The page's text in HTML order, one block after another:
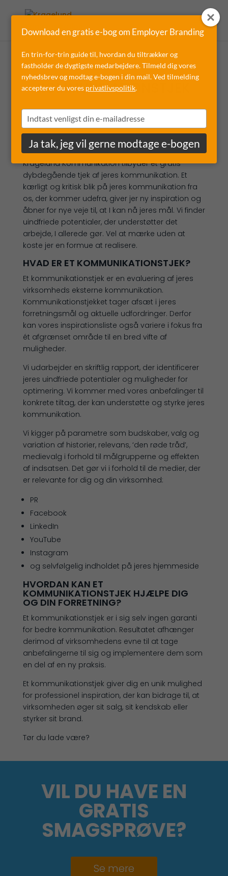
KOMMUNIKATIONSTJEK
Kragelund Kommunikation tilbyder et gratis
dybdegående tjek af jeres kommunikation. Et
kærligt og kritisk blik på jeres kommunikation fra
os, der kommer udefra, giver jer ny inspiration og
åbner for nye veje til, at I kan nå jeres mål. Vi finder
uindfriede potentialer, der understøtter det
arbejde, I allerede gør. Vel at mærke uden at
koste jer en formue at realisere.
HVAD ER ET KOMMUNIKATIONSTJEK?
Et kommunikationstjek er en evaluering af jeres
virksomheds eksterne kommunikation.
Kommunikationstjekket tager afsæt i jeres
forretningsmål og aktuelle udfordringer. Derfor
kan vores inspirationsliste også variere i fokus fra
ét afgrænset område til en bred vifte af
muligheder.
Vi udarbejder en skriftlig rapport, der identificerer
jeres uindfriede potentialer og muligheder for
optimering. Vi kommer med vores anbefalinger til
konkrete tiltag, der kan understøtte og styrke jeres
kommunikation.
Vi kigger på parametre som budskaber, valg og
variation af historier, relevans, ‘den røde tråd’,
medievalg i forhold til målgrupperne og effekten
af indsatsen. Det gør vi i forhold til de medier, der
er relevante for dig og din virksomhed:
PR
Facebook
LinkedIn
YouTube
Instagram
og selvfølgelig indholdet på jeres hjemmeside
HVORDAN KAN ET
KOMMUNIKATIONSTJEK HJÆLPE DIG
OG DIN FORRETNING?
Et kommunikationstjek er i sig selv ingen garanti
for bedre kommunikation. Resultatet afhænger
derimod af virksomhedens evne til at tage
anbefalingerne til sig og implementere dem som
en del af en ny praksis.
Et kommunikationstjek giver dig en unik mulighed
for professionel inspiration, der kan bidrage til, at
virksomheden øger sit salg, sit kendskab eller
styrker sit brand.
Tør du lade være?
VIL DU HAVE EN
GRATIS
SMAGSPRØVE?
Se mere
Download en gratis e-bog om Employer Branding
En trin-for-trin guide til, hvordan du tiltrækker og
fastholder de dygtigste medarbejdere. Tilmeld dig vores
nyhedsbrev og modtag e-bogen i din mail. Ved tilmelding
accepterer du vores privatlivspolitik.
your
email
Ja tak, jeg vil gerne modtage e-bogen